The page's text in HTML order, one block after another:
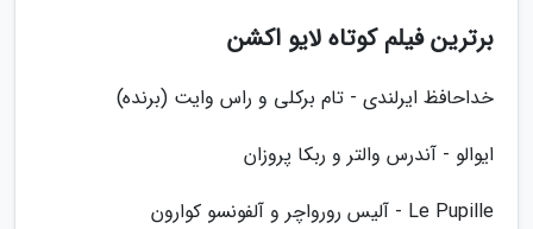
برترین فیلم کوتاه لایو اکشن
خداحافظ ایرلندی - تام برکلی و راس وایت (برنده)
ایوالو - آندرس والتر و ربکا پروزان
Le Pupille - آلیس رورواچر و آلفونسو کوارون